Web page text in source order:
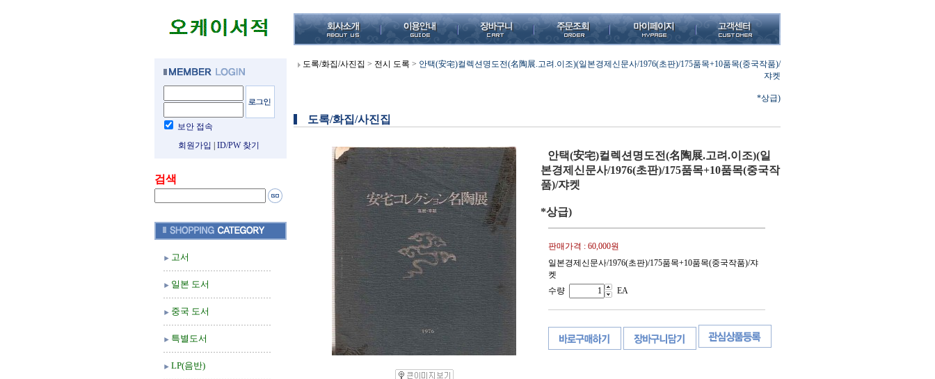
보안 접속
회원가입
ID/PW 찾기
검색
고서
일본 도서
중국 도서
특별도서
LP(음반)
도록/화집/사진집 > 전시 도록 > 안택(安宅)컬렉션명도전(名陶展.고려.이조)(일본경제신문사/1976(초판)/175품목+10품목(중국작품)/
쟈켓
*상급)
도록/화집/사진집
안택(安宅)컬렉션명도전(名陶展.고려.이조)(일
본경제신문사/1976(초판)/175품목+10품목(중국작
품)/쟈켓
*상급)
판매가격 : 60,000원
일본경제신문사/1976(초판)/175품목+10품목(중국작품)/쟈
켓
수량
EA